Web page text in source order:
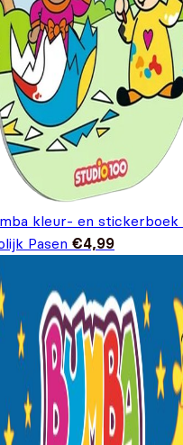
kleur- en stickerboek
Pasen €4,99